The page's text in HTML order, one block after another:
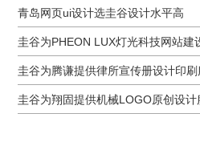
青岛网页ui设计选圭谷设计水平高
圭谷为PHEON LUX灯光科技网站建
圭谷为腾谦提供律所宣传册设计印刷
圭谷为翔固提供机械LOGO原创设计